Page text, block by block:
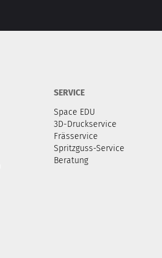
SERVICE
Space EDU
3D-Druckservice
Frässervice
Spritzguss-Service
Beratung